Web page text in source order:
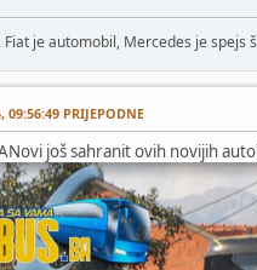
Fiat je automobil, Mercedes je spejs
09:56:49 PRIJEPODNE
još sahranit ovih novijih